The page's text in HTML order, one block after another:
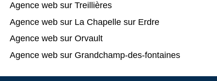
Agence web sur Treillières
Agence web sur La Chapelle sur Erdre
Agence web sur Orvault
Agence web sur Grandchamp-des-fontaines